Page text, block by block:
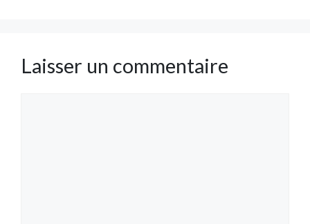
Laisser un commentaire